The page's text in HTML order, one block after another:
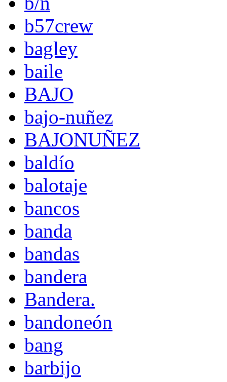
b57crew
bagley
baile
BAJO
bajo-nuñez
BAJONUÑEZ
baldío
balotaje
bancos
banda
bandas
bandera
Bandera.
bandoneón
bang
barbijo